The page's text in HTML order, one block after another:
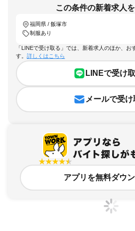
この条件の新着求人
福岡県 / 飯塚市
制服あり
「LINEで受け取る」では、新着求人のほか、お
す。 詳しくはこちら
LINEで受け
メールで受け
アプリを無料ダウ